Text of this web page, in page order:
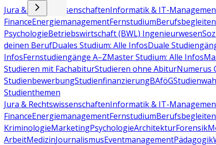
Jura & RechtswissenschaftenInformatik & IT-
FinanceEnergiemanagementFernstudium
PsychologieBetriebswirtschaft (BWL) Ingenieurwesen
deinen BerufDuales Studium: Alle InfosDuale
InfosFernstudiengänge A–ZMaster Studium: Alle Infos
Studieren mit FachabiturStudieren ohne AbiturNumerus
StudienbewerbungStudienfinanzierungBAföG
Studienthemen
Jura & RechtswissenschaftenInformatik & IT-
FinanceEnergiemanagementFernstudium
KriminologieMarketingPsychologieArchitekturForensik
ArbeitMedizinJournalismusEventmanagementPädagogik